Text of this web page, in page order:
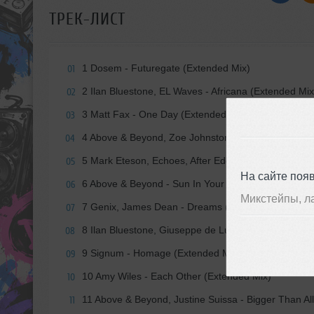
На сайте
Микстейпы,
ТРЕК-ЛИСТ
01 1 Dosem - Futuregate (Extended Mix)
02 2 Ilan Bluestone, EL Waves - Africana (Extended
03 3 Matt Fax - One Day (Extended Mix)
04 4 Above & Beyond, Zoe Johnston - Quicksand
05 5 Mark Eteson, Echoes, After Eden, Bluebird
06 6 Above & Beyond - Sun In Your Eyes (Marsh
07 7 Genix, James Dean - Dreams (Extended Mix)
08 8 Ilan Bluestone, Giuseppe de Luca - This Town
09 9 Signum - Homage (Extended Mix)
10 10 Amy Wiles - Each Other (Extended Mix)
11 11 Above & Beyond, Justine Suissa - Bigger Than